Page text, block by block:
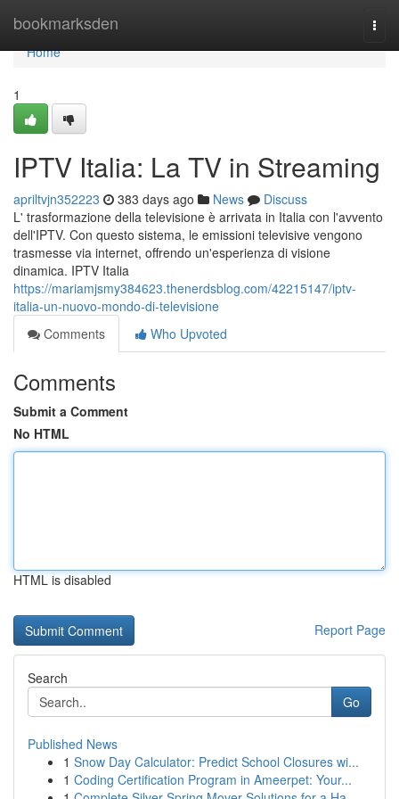
bookmarksden
Home
Home
1
IPTV Italia: La TV in Streaming
apriltvjn352223 383 days ago News
Discuss
L' trasformazione della televisione è arrivata in Italia con l'avvento
dell'IPTV. Con questo sistema, le emissioni televisive vengono
trasmesse via internet, offrendo un'esperienza di visione
dinamica. IPTV Italia
https://mariamjsmy384623.thenerdsblog.com/42215147/iptv-
italia-un-nuovo-mondo-di-televisione
Comments
Who Upvoted
Comments
Submit a Comment
No HTML
HTML is disabled
Report Page
Search
Go
Published News
1 Snow Day Calculator: Predict School Closures wi...
1 Coding Certification Program in Ameerpet: Your...